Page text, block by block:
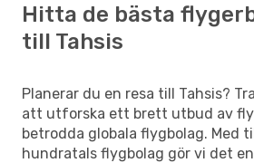
Hitta de bästa
till Tahsis
Planerar du en resa till Tahsis?
att utforska ett brett utbud av
betrodda globala flygbolag. Med
hundratals flygbolag gör vi det